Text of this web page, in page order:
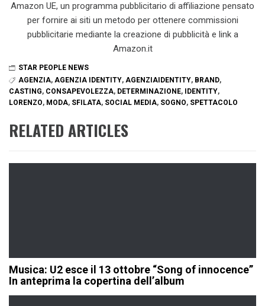
Amazon UE, un programma pubblicitario di affiliazione pensato
per fornire ai siti un metodo per ottenere commissioni
pubblicitarie mediante la creazione di pubblicità e link a
Amazon.it
STAR PEOPLE NEWS
AGENZIA, AGENZIA IDENTITY, AGENZIAIDENTITY, BRAND,
CASTING, CONSAPEVOLEZZA, DETERMINAZIONE, IDENTITY,
LORENZO, MODA, SFILATA, SOCIAL MEDIA, SOGNO, SPETTACOLO
RELATED ARTICLES
Musica: U2 esce il 13 ottobre “Song of innocence”
In anteprima la copertina dell’album